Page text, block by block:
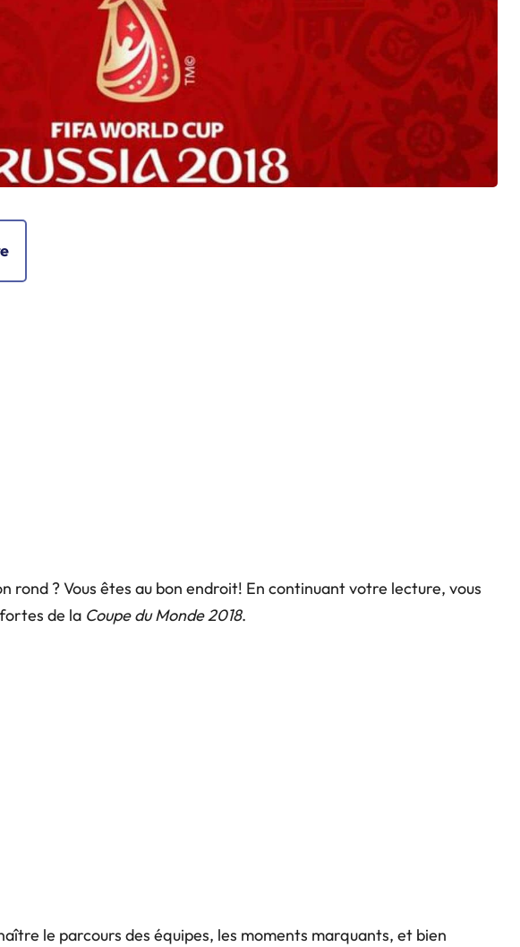
rond ? Vous êtes au bon endroit! En continuant votre lecture, vous
de la Coupe du Monde 2018.
le parcours des équipes, les moments marquants, et bien